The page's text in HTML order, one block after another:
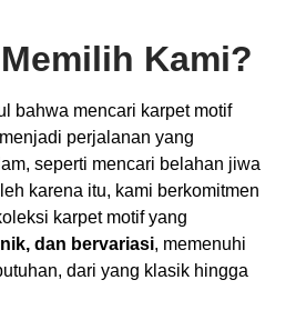
Kami?
bahwa mencari karpet motif
perjalanan yang
seperti mencari belahan jiwa
karena itu, kami berkomitmen
karpet motif yang
dan bervariasi, memenuhi
dari yang klasik hingga